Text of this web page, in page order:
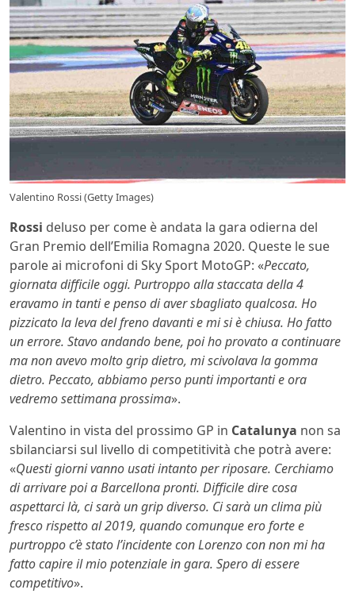
Valentino Rossi (Getty Images)
Rossi deluso per come è andata la gara odierna del
Gran Premio dell’Emilia Romagna 2020. Queste le sue
parole ai microfoni di Sky Sport MotoGP: «Peccato,
giornata difficile oggi. Purtroppo alla staccata della 4
eravamo in tanti e penso di aver sbagliato qualcosa. Ho
pizzicato la leva del freno davanti e mi si è chiusa. Ho fatto
un errore. Stavo andando bene, poi ho provato a continuare
ma non avevo molto grip dietro, mi scivolava la gomma
dietro. Peccato, abbiamo perso punti importanti e ora
vedremo settimana prossima».
Valentino in vista del prossimo GP in Catalunya non sa
sbilanciarsi sul livello di competitività che potrà avere:
«Questi giorni vanno usati intanto per riposare. Cerchiamo
di arrivare poi a Barcellona pronti. Difficile dire cosa
aspettarci là, ci sarà un grip diverso. Ci sarà un clima più
fresco rispetto al 2019, quando comunque ero forte e
purtroppo c’è stato l’incidente con Lorenzo con non mi ha
fatto capire il mio potenziale in gara. Spero di essere
competitivo».